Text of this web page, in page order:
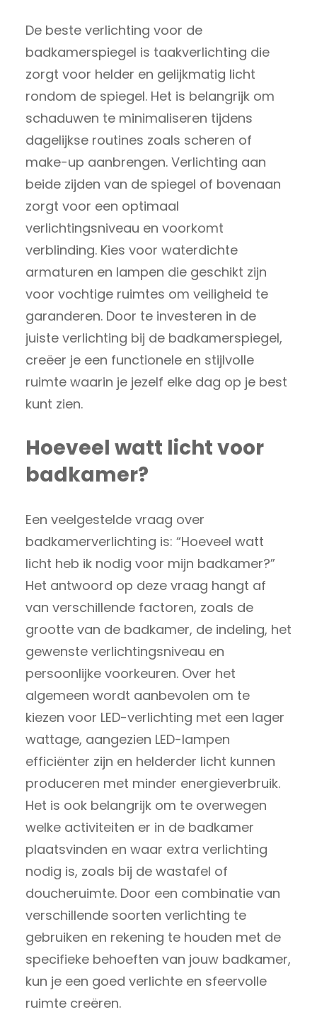
De beste verlichting voor de
badkamerspiegel is taakverlichting die
zorgt voor helder en gelijkmatig licht
rondom de spiegel. Het is belangrijk om
schaduwen te minimaliseren tijdens
dagelijkse routines zoals scheren of
make-up aanbrengen. Verlichting aan
beide zijden van de spiegel of bovenaan
zorgt voor een optimaal
verlichtingsniveau en voorkomt
verblinding. Kies voor waterdichte
armaturen en lampen die geschikt zijn
voor vochtige ruimtes om veiligheid te
garanderen. Door te investeren in de
juiste verlichting bij de badkamerspiegel,
creëer je een functionele en stijlvolle
ruimte waarin je jezelf elke dag op je best
kunt zien.
Hoeveel watt licht voor
badkamer?
Een veelgestelde vraag over
badkamerverlichting is: “Hoeveel watt
licht heb ik nodig voor mijn badkamer?”
Het antwoord op deze vraag hangt af
van verschillende factoren, zoals de
grootte van de badkamer, de indeling, het
gewenste verlichtingsniveau en
persoonlijke voorkeuren. Over het
algemeen wordt aanbevolen om te
kiezen voor LED-verlichting met een lager
wattage, aangezien LED-lampen
efficiënter zijn en helderder licht kunnen
produceren met minder energieverbruik.
Het is ook belangrijk om te overwegen
welke activiteiten er in de badkamer
plaatsvinden en waar extra verlichting
nodig is, zoals bij de wastafel of
doucheruimte. Door een combinatie van
verschillende soorten verlichting te
gebruiken en rekening te houden met de
specifieke behoeften van jouw badkamer,
kun je een goed verlichte en sfeervolle
ruimte creëren.